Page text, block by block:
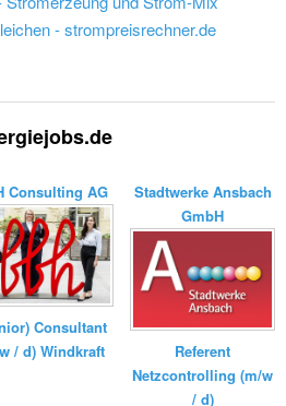
- strompreisrechner.de
Consulting AG
Consultant
/ d) Windkraft
Stadtwerke Ansbach
GmbH
Referent
Netzcontrolling (m/w
/ d)